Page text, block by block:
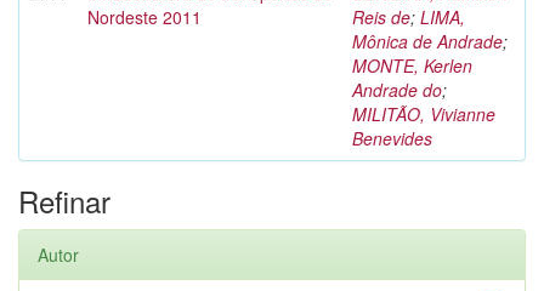
Nordeste 2011
Reis de; LIMA,
Mônica de Andrade;
MONTE, Kerlen
Andrade do;
MILITÃO, Vivianne
Benevides
Refinar
Autor